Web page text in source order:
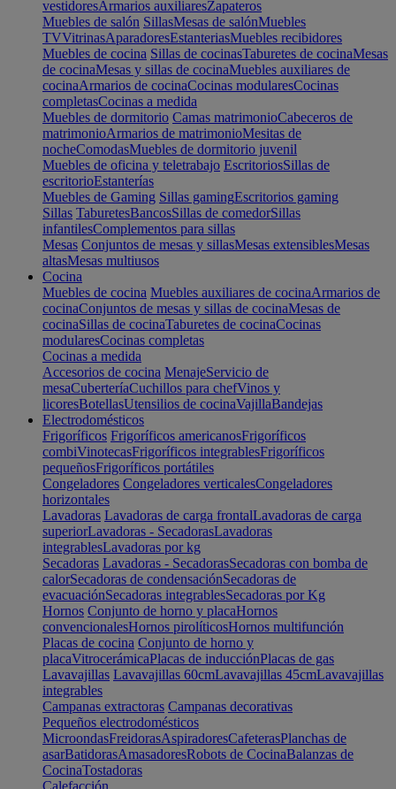
vestidoresArmarios auxiliaresZapateros
Muebles de salón SillasMesas de salónMuebles
TVVitrinasAparadoresEstanteriasMuebles recibidores
Muebles de cocina Sillas de cocinasTaburetes de cocinaMesas
de cocinaMesas y sillas de cocinaMuebles auxiliares de
cocinaArmarios de cocinaCocinas modularesCocinas
completasCocinas a medida
Muebles de dormitorio Camas matrimonioCabeceros de
matrimonioArmarios de matrimonioMesitas de
nocheComodasMuebles de dormitorio juvenil
Muebles de oficina y teletrabajo EscritoriosSillas de
escritorioEstanterías
Muebles de Gaming Sillas gamingEscritorios gaming
Sillas TaburetesBancosSillas de comedorSillas
infantilesComplementos para sillas
Mesas Conjuntos de mesas y sillasMesas extensiblesMesas
altasMesas multiusos
Cocina
Muebles de cocina Muebles auxiliares de cocinaArmarios de
cocinaConjuntos de mesas y sillas de cocinaMesas de
cocinaSillas de cocinaTaburetes de cocinaCocinas
modularesCocinas completas
Cocinas a medida
Accesorios de cocina MenajeServicio de
mesaCuberteríaCuchillos para chefVinos y
licoresBotellasUtensilios de cocinaVajillaBandejas
Electrodomésticos
Frigoríficos Frigoríficos americanosFrigoríficos
combiVinotecasFrigoríficos integrablesFrigoríficos
pequeñosFrigoríficos portátiles
Congeladores Congeladores verticalesCongeladores
horizontales
Lavadoras Lavadoras de carga frontalLavadoras de carga
superiorLavadoras - SecadorasLavadoras
integrablesLavadoras por kg
Secadoras Lavadoras - SecadorasSecadoras con bomba de
calorSecadoras de condensaciónSecadoras de
evacuaciónSecadoras integrablesSecadoras por Kg
Hornos Conjunto de horno y placaHornos
convencionalesHornos pirolíticosHornos multifunción
Placas de cocina Conjunto de horno y
placaVitrocerámicaPlacas de inducciónPlacas de gas
Lavavajillas Lavavajillas 60cmLavavajillas 45cmLavavajillas
integrables
Campanas extractoras Campanas decorativas
Pequeños electrodomésticos
MicroondasFreidorasAspiradoresCafeterasPlanchas de
asarBatidorasAmasadoresRobots de CocinaBalanzas de
CocinaTostadoras
Calefacción